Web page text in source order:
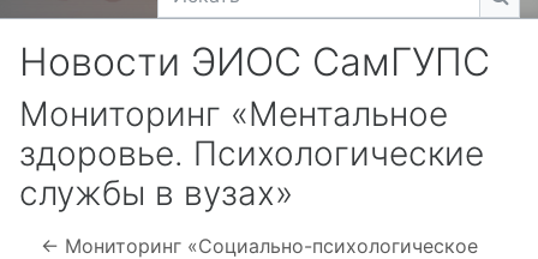
Новости ЭИОС СамГУПС
Мониторинг «Ментальное
здоровье. Психологические
службы в вузах»
← Мониторинг «Социально-психологическое